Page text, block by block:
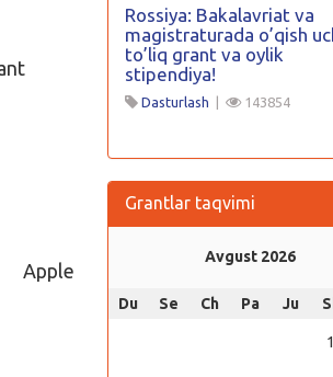
Apple
Rossiya: Bakalavriat va
magistraturada o’qish
to’liq grant va oylik
stipendiya!
Dasturlash 143854
Grantlar taqvimi
Avgust 2026
Du Se Ch Pa Ju
1